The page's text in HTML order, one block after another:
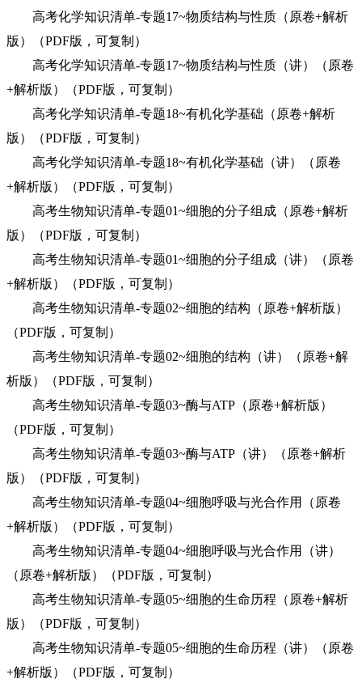
高考化学知识清单-专题17~物质结构与性质（原卷+解析
版）（PDF版，可复制）
高考化学知识清单-专题17~物质结构与性质（讲）（原卷
+解析版）（PDF版，可复制）
高考化学知识清单-专题18~有机化学基础（原卷+解析
版）（PDF版，可复制）
高考化学知识清单-专题18~有机化学基础（讲）（原卷
+解析版）（PDF版，可复制）
高考生物知识清单-专题01~细胞的分子组成（原卷+解析
版）（PDF版，可复制）
高考生物知识清单-专题01~细胞的分子组成（讲）（原卷
+解析版）（PDF版，可复制）
高考生物知识清单-专题02~细胞的结构（原卷+解析版）
（PDF版，可复制）
高考生物知识清单-专题02~细胞的结构（讲）（原卷+解
析版）（PDF版，可复制）
高考生物知识清单-专题03~酶与ATP（原卷+解析版）
（PDF版，可复制）
高考生物知识清单-专题03~酶与ATP（讲）（原卷+解析
版）（PDF版，可复制）
高考生物知识清单-专题04~细胞呼吸与光合作用（原卷
+解析版）（PDF版，可复制）
高考生物知识清单-专题04~细胞呼吸与光合作用（讲）
（原卷+解析版）（PDF版，可复制）
高考生物知识清单-专题05~细胞的生命历程（原卷+解析
版）（PDF版，可复制）
高考生物知识清单-专题05~细胞的生命历程（讲）（原卷
+解析版）（PDF版，可复制）